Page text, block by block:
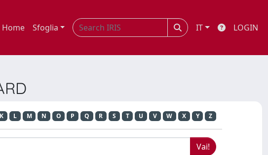
Home Sfoglia IT LOGIN
K L M N O P Q R S T U V W X Y Z